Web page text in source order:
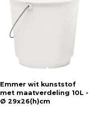
Emmer wit kunststof
met maatverdeling 10L -
Ø 29x26(h)cm